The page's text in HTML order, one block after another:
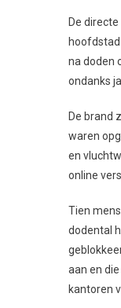
De
hoofdstad
na doden
ondanks
De brand
waren
en
online
Tien
dodental
aan en
kantoren